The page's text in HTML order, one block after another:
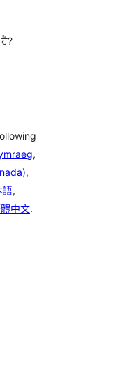
,
,
語,
中文.